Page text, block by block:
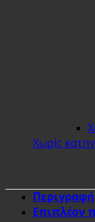
Χωρίς
Περιγραφή
Επιπλέον